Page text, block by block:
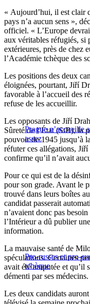
« Aujourd’hui, il est clair
pays n’a aucun sens »,
officiel. « L’Europe
aux véritables réfugiés, si
extérieures, près de chez
l’Académie tchèque des
Les positions des deux
éloignées, pourtant, Jiří
favorable à l’accueil des
refuse de les accueillir.
Prague n’accueille
assez
Les opposants de Jiří
Sûreté de l’État (StB), la
pouvoir de 1945 jusqu’à
réfuter ces allégations,
confirme qu’il n’avait
Pour ce qui est de la
pour son grade. Avant le
trouvé dans leurs boîtes
candidat passerait
n’avaient donc pas
l’Intérieur a dû publier
information.
Pro-russes et pro-
tchèque
La mauvaise santé de
spéculations. Certaines
avait été amputée et qu’il
démenti par ses médecins.
Les deux candidats